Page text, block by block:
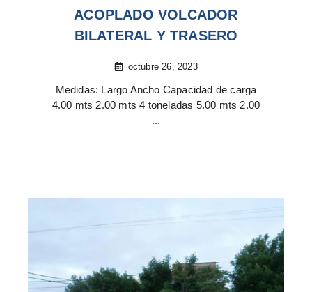
ACOPLADO VOLCADOR
BILATERAL Y TRASERO
octubre 26, 2023
Medidas: Largo Ancho Capacidad de carga
4.00 mts 2.00 mts 4 toneladas 5.00 mts 2.00
...